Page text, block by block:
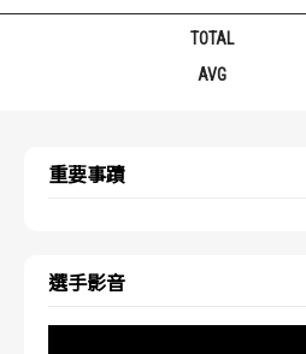
TOTAL
AVG
重要事蹟
選手影音